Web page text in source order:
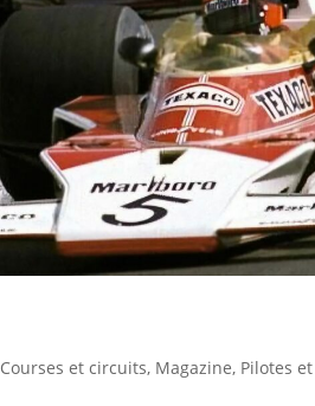
Courses et circuits, Magazine, Pilotes